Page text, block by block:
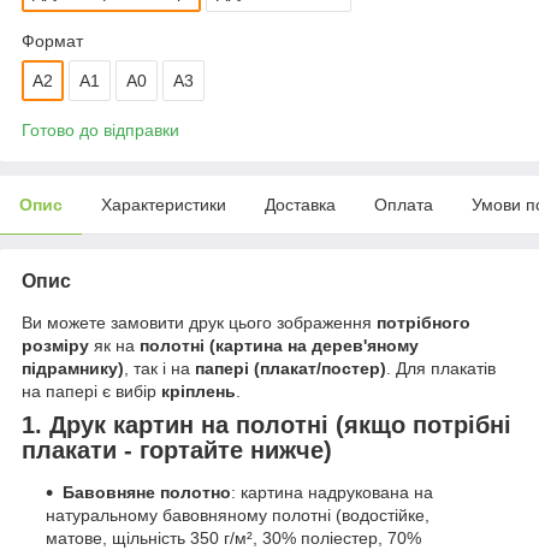
Формат
A2 А1 A0 A3
Готово до відправки
Опис Характеристики Доставка Оплата Умови
Опис
Ви можете замовити друк цього зображення потрібного
розміру як на полотні (картина на дерев'яному
підрамнику) , так і на папері (плакат/постер) . Для плакатів
на папері є вибір кріплень
1. Друк картин на полотні (якщо потрібні
плакати - гортайте нижче)
Бавовняне полотно: картина надрукована на
натуральному бавовняному полотні (водостійке,
матове, щільність 350 г/м², 30% поліестер, 70%